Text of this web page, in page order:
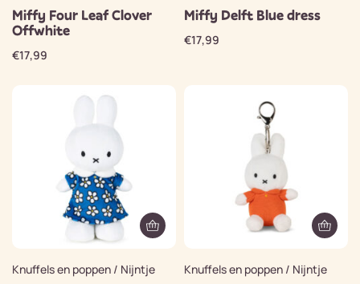
Miffy Four Leaf Clover
Offwhite
€17,99
Miffy Delft Blue dress
€17,99
Knuffels en poppen / Nijntje Knuffels en poppen / Nijntje